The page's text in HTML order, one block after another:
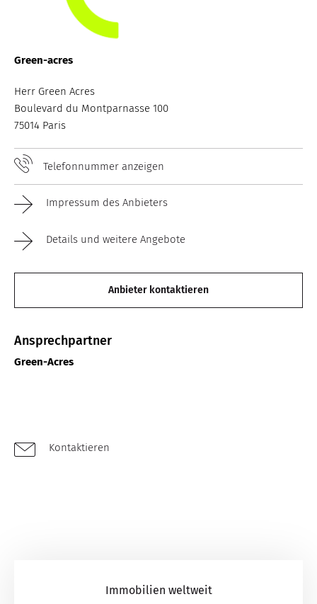
Green-acres
Herr Green Acres
Boulevard du Montparnasse 100
75014 Paris
Telefonnummer anzeigen
Impressum des Anbieters
Details und weitere Angebote
Anbieter kontaktieren
Ansprechpartner
Green-Acres
Kontaktieren
Immobilien weltweit